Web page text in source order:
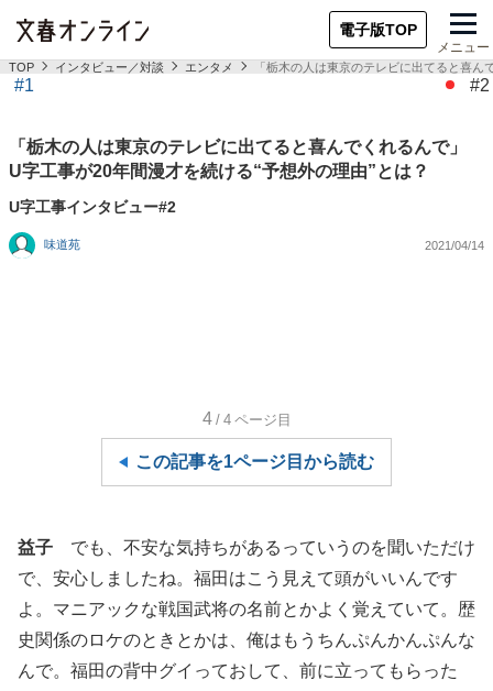
電子版TOP
メニュー
TOP インタビュー／対談 エンタメ 「栃木の人は東京のテレビに出てると喜
#1 #2
「栃木の人は東京のテレビに出てると喜んでくれるんで」
U字工事が20年間漫才を続ける“予想外の理由”とは？
U字工事インタビュー#2
味道苑 2021/04/14
4 /4 ページ目
この記事を1ページ目から読む
益子 でも、不安な気持ちがあるっていうのを聞いただけ
で、安心しましたね。福田はこう見えて頭がいいんです
よ。マニアックな戦国武将の名前とかよく覚えていて。歴
史関係のロケのときとかは、俺はもうちんぷんかんぷんな
んで。福田の背中グイっておして、前に立ってもらった